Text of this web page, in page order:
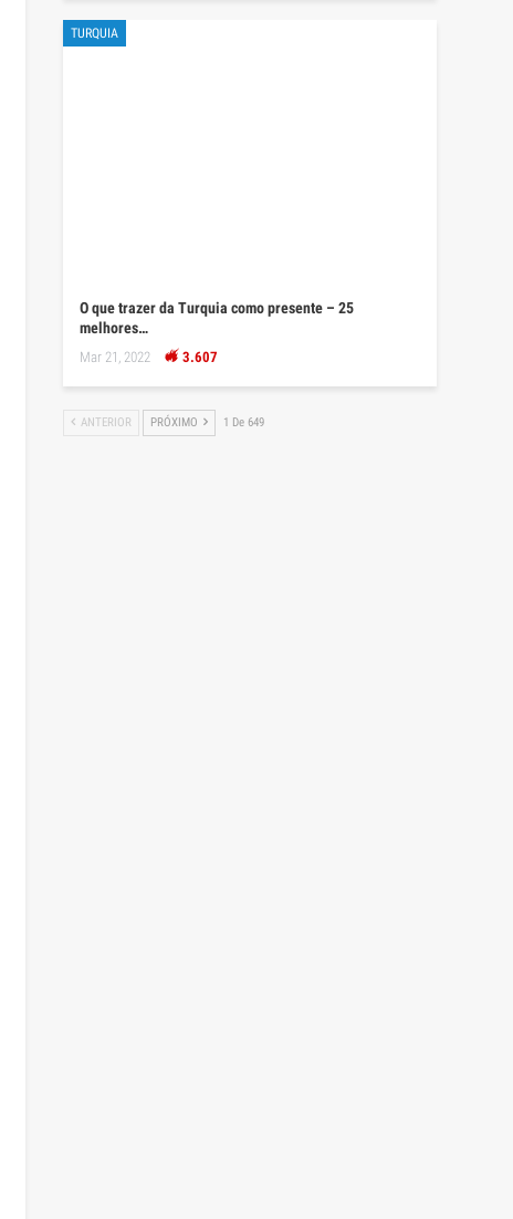
TURQUIA
O que trazer da Turquia como presente – 25
melhores…
Mar 21, 2022 3.607
ANTERIOR PRÓXIMO 1 De 649